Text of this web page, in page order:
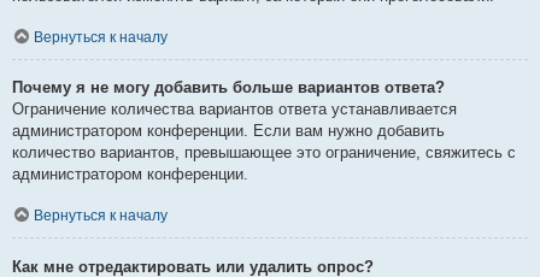
Вернуться к началу
Почему я не могу добавить больше вариантов ответа?
Ограничение количества вариантов ответа устанавливается
администратором конференции. Если вам нужно добавить
количество вариантов, превышающее это ограничение, свяжитесь с
администратором конференции.
Вернуться к началу
Как мне отредактировать или удалить опрос?